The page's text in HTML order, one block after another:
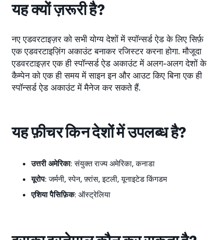
यह क्यों ज़रूरी है?
नए एडवरटाइज़र को सभी योग्य देशों में स्पॉन्सर्ड ऐड के लिए सिर्फ़
एक एडवरटाइज़िंग अकाउंट बनाकर रजिस्टर करना होगा. मौजूदा
एडवरटाइज़र एक ही स्पॉन्सर्ड ऐड अकाउंट में अलग-अलग देशों के
कैम्पेन को एक ही समय में साइन इन और आउट किए बिना एक ही
स्पॉन्सर्ड ऐड अकाउंट में मैनेज कर सकते हैं.
यह फ़ीचर किन देशों में उपलब्ध है?
उत्तरी अमेरिका: संयुक्त राज्य अमेरिका, कनाडा
यूरोप: जर्मनी, स्पेन, फ़्रांस, इटली, यूनाइटेड किंगडम
एशिया पैसिफ़िक: ऑस्ट्रेलिया